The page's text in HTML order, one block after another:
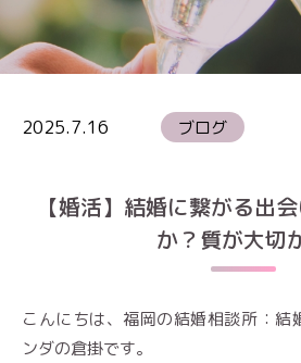
2025.7.16 ブログ
【婚活】結婚に繋がる出
か？質が大切
こんにちは、福岡の結婚相談所：結
ンダの倉掛です。